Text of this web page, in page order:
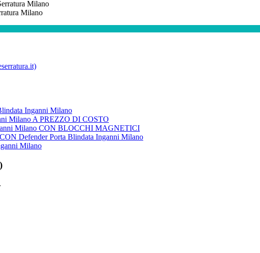
Milano
Inganni Milano
Milano A PREZZO DI COSTO
Milano CON BLOCCHI MAGNETICI
Defender Porta Blindata Inganni Milano
Milano